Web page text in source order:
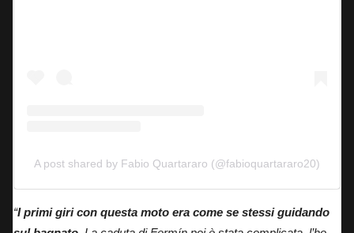
A post shared by Fabio Quartararo (@fabioquartararo20)
“I primi giri con questa moto era come se stessi guidando